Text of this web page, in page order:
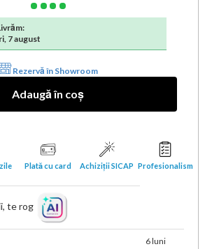
7 august
Rezervă în Showroom
Plată cu card Achi­ziții SICAP Profesionalism
te rog
6 luni